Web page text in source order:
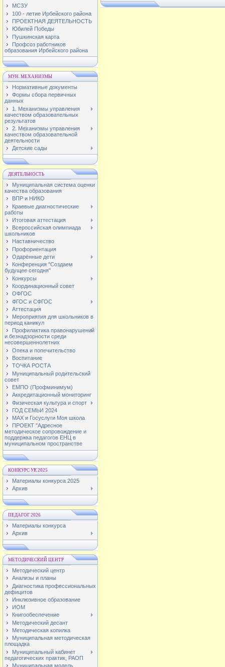
МСЗУ
100 - летие Ирбейского района
ПРОЕКТНАЯ ДЕЯТЕЛЬНОСТЬ
Юбилей Победы
Пушкинская карта
Профсоз работников
образования Ирбейского района
МУН. МЕХАНИЗМЫ
Нормативные документы
Формы сбора первичных
данных
1. Механизмы управления
качеством образовательных
результатов
2. Механизмы управления
качеством образовательной
деятельности
Детские сады
ДЕЯТЕЛЬНОСТЬ
Муниципальная система оценки
качества образования
ВПР и НИКО
Краевые диагностические
работы
Итоговая аттестация
Всероссийская олимпиада
школьников
Наставничество
Профориентация
Одарённые дети
Конференция "Создаем
будущее сегодня"
Конкурсы
Координационный совет
ОФГОС
ФГОС и СФГОС
Аттестация
Мероприятия для школьников в
период каникул
Профилактика правонарушений
и безнадзорности среди
несовершеннолетних
Опека и попечительство
Воспитание
ТОЧКА РОСТА
Муниципальный родительский
совет
ЕМПО (Профминимум)
Аккредитационный мониторинг
Физическая культура и спорт
ГОД СЕМЬИ 2024
МАХ и Госуслуги Моя школа
ПРОЕКТ "Адресное
методическое сопровождение и
поддержка педагогов ЕНЦ в
муниципальном пространстве
КОНКУРС УК 2025
Материалы конкурса 2025
Архив
ПЕДАГОГ 2026
Материалы конкурса
Архив
МЕТОДИЧЕСКИЙ ЦЕНТР
Методический центр
Анализы и планы
Диагностика профессиональных
дефицитов
Инклюзивное образование
ИОМ
Книгообеспечение
Методический десант
Методическая копилка
Муниципальная методическая
площадка
Муниципальный кабинет
педагогических практик, РАОП
Муниципальная модель